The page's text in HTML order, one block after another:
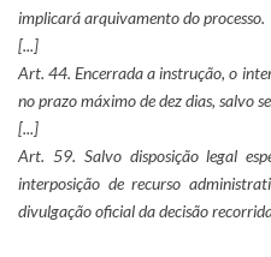
implicará arquivamento do processo.
[...]
Art. 44. Encerrada a instrução, o
no prazo máximo de dez dias, salvo
[...]
Art. 59. Salvo disposição legal
interposição de recurso
divulgação oficial da decisão